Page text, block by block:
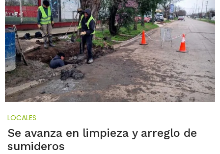
LOCALES
Se avanza en limpieza y arreglo de
sumideros